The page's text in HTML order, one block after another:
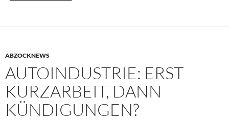
ABZOCKNEWS
AUTOINDUSTRIE: ERST
KURZARBEIT, DANN
KÜNDIGUNGEN?